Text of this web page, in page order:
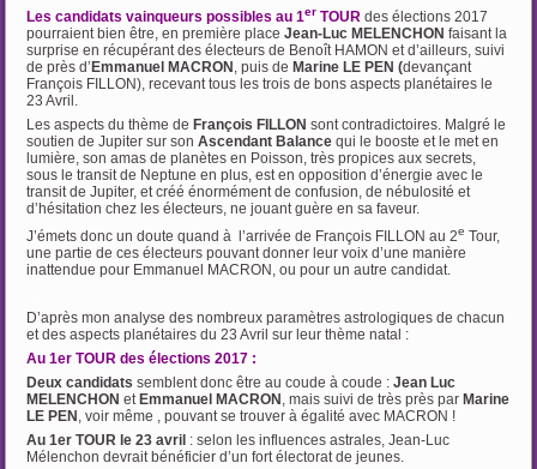
Les candidats vainqueurs possibles au 1er TOUR des élections 2017
pourraient bien être, en première placeJean-Luc MELENCHON faisant la
surprise en récupérant des électeurs de Benoît HAMON et d’ailleurs, suivi
de près d’ Emmanuel MACRON , puis de Marine LE PEN (devançant
François FILLON), recevant tous les trois de bons aspects planétaires le
23 Avril.
Les aspects du thème de François FILLON sont contradictoires. Malgré le
soutien de Jupiter sur sonAscendant Balance qui le booste et le met en
lumière, son amas de planètes en Poisson, très propices aux secrets,
sous le transit de Neptune en plus, est en opposition d’énergie avec le
transit de Jupiter, et créé énormément de confusion, de nébulosité et
d’hésitation chez les électeurs, ne jouant guère en sa faveur.
J’émets donc un doute quand à l’arrivée de François FILLON au 2e Tour,
une partie de ces électeurs pouvant donner leur voix d’une manière
inattendue pour Emmanuel MACRON, ou pour un autre candidat.
D’après mon analyse des nombreux paramètres astrologiques de chacun
et des aspects planétaires du 23 Avril sur leur thème natal :
Au 1er TOUR des élections 2017 :
Deux candidats semblent donc être au coude à coude :Jean Luc
MELENCHON et Emmanuel MACRON , mais suivi de très près par Marine
LE PEN , voir même , pouvant se trouver à égalité avec MACRON !
Au 1er TOUR le 23 avril : selon les influences astrales, Jean-Luc
Mélenchon devrait bénéficier d’un fort électorat de jeunes.